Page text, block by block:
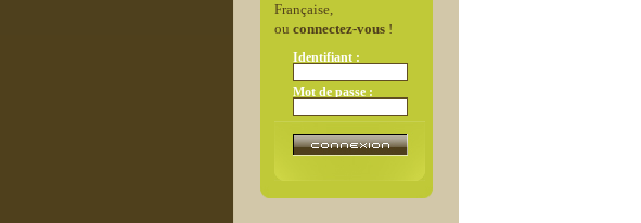
Française,
ou connectez-vous!
Identifiant :
Mot de passe :